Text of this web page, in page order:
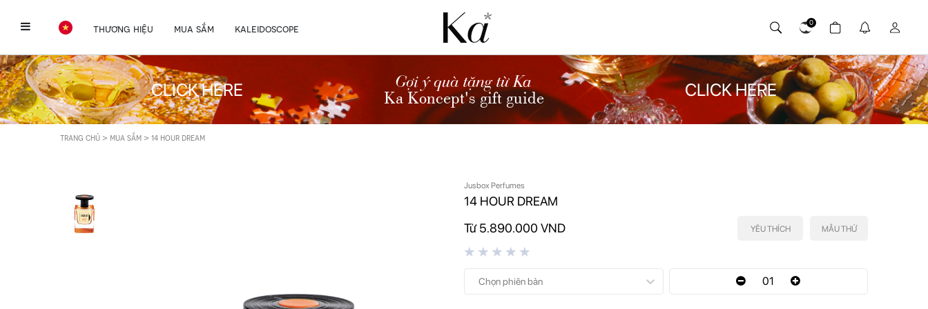
thương hiệu mua sắm kaleidoscope
0
CLICK HERE Gợi ý quà tặng từ Ka
Ka Koncept's gift guide CLICK HERE
trang chủ > mua sắm > 14 hour dream
Jusbox Perfumes
14 HOUR DREAM
Từ 5.890.000 VND
YÊU THÍCH MẪU THỬ
Chọn phiên bản 01